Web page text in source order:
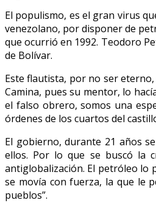
El populismo, es el gran virus
venezolano, por disponer de
que ocurrió en 1992. Teodoro
de Bolívar.
Este flautista, por no ser
Camina, pues su mentor, lo
el falso obrero, somos una
órdenes de los cuartos del
El gobierno, durante 21 años
ellos. Por lo que se buscó la
antiglobalización. El petróleo lo
se movía con fuerza, la que le
pueblos”.